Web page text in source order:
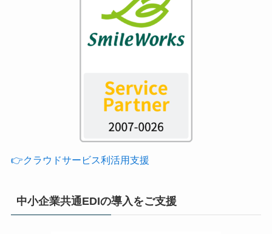
👉クラウドサービス利活用支援
中小企業共通EDIの導入をご支援